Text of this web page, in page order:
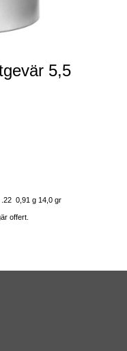
5,5
.22 0,91 g 14,0 gr
offert.